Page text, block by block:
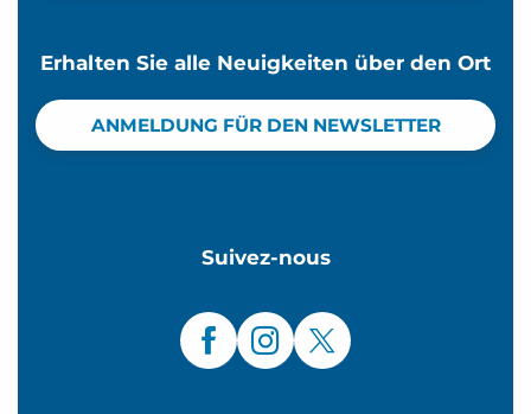
Erhalten Sie alle Neuigkeiten über den Ort
ANMELDUNG FÜR DEN NEWSLETTER
Suivez-nous